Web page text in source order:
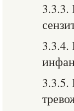
3.3.3.
3.3.4.
3.3.5.